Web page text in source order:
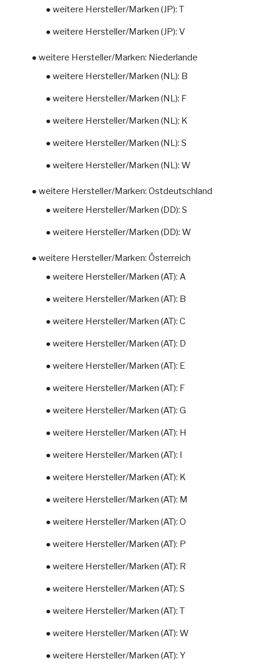
● weitere Hersteller/Marken (JP): T
● weitere Hersteller/Marken (JP): V
● weitere Hersteller/Marken: Niederlande
● weitere Hersteller/Marken (NL): B
● weitere Hersteller/Marken (NL): F
● weitere Hersteller/Marken (NL): K
● weitere Hersteller/Marken (NL): S
● weitere Hersteller/Marken (NL): W
● weitere Hersteller/Marken: Ostdeutschland
● weitere Hersteller/Marken (DD): S
● weitere Hersteller/Marken (DD): W
● weitere Hersteller/Marken: Österreich
● weitere Hersteller/Marken (AT): A
● weitere Hersteller/Marken (AT): B
● weitere Hersteller/Marken (AT): C
● weitere Hersteller/Marken (AT): D
● weitere Hersteller/Marken (AT): E
● weitere Hersteller/Marken (AT): F
● weitere Hersteller/Marken (AT): G
● weitere Hersteller/Marken (AT): H
● weitere Hersteller/Marken (AT): I
● weitere Hersteller/Marken (AT): K
● weitere Hersteller/Marken (AT): M
● weitere Hersteller/Marken (AT): O
● weitere Hersteller/Marken (AT): P
● weitere Hersteller/Marken (AT): R
● weitere Hersteller/Marken (AT): S
● weitere Hersteller/Marken (AT): T
● weitere Hersteller/Marken (AT): W
● weitere Hersteller/Marken (AT): Y